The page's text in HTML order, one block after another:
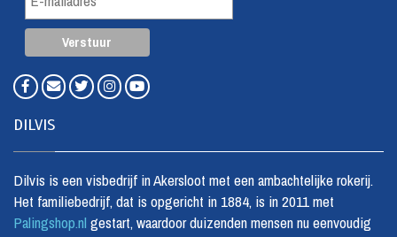
DILVIS
Dilvis is een visbedrijf in Akersloot met een ambachtelijke rokerij.
Het familiebedrijf, dat is opgericht in 1884, is in 2011 met
Palingshop.nl gestart, waardoor duizenden mensen nu eenvoudig